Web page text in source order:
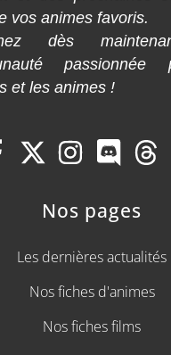
vos animes favoris.
dès
et les animes !
Nos pages
Les dernières actualités
Nos fiches d'animes
Nos fiches films